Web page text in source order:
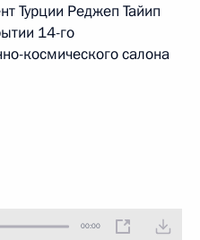
Турции Реджеп Тайип
14-го
космического салона
00:00